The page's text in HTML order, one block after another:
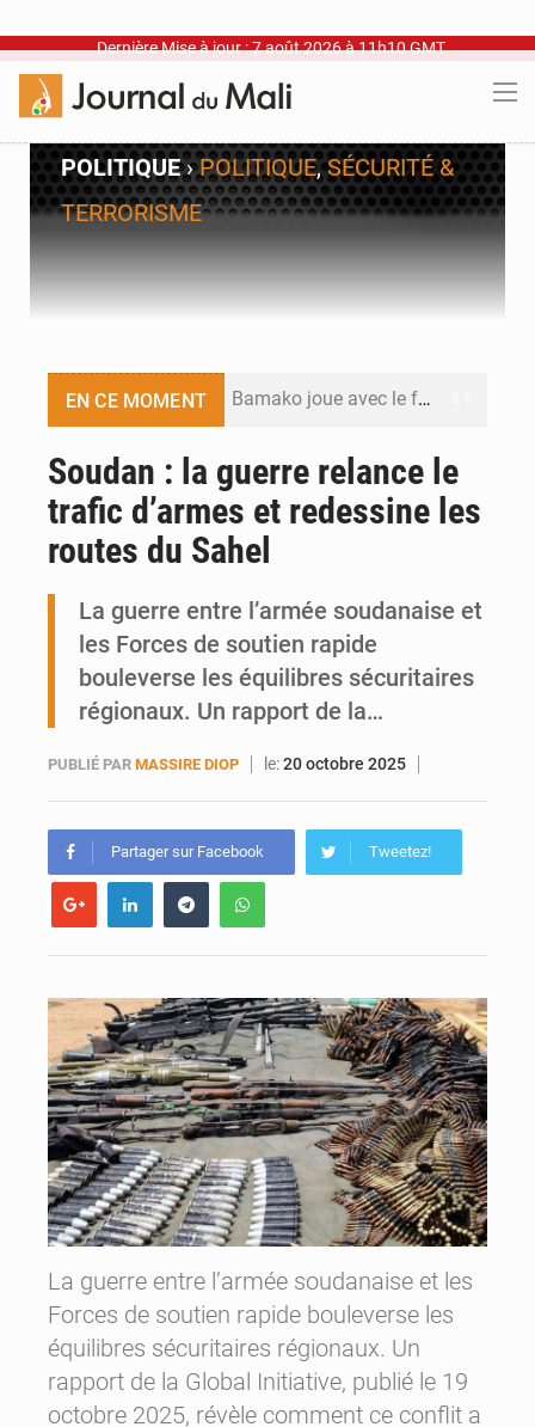
Dernière Mise à jour : 7 août 2026 à 11h10 GMT
POLITIQUE›POLITIQUE,SÉCURITÉ &
TERRORISME
EN CE MOMENT Bamako joue avec le feu
Dr Abdrahamane Tamboura, économiste
AfroBasket U18 : Le Mali défend sa double couronne à Abidjan
Soudan : la guerre relance le
trafic d’armes et redessine les
routes du Sahel
La guerre entre l’armée soudanaise et
les Forces de soutien rapide
bouleverse les équilibres sécuritaires
régionaux. Un rapport de la…
PUBLIÉ PAR MASSIRE DIOP le:20 octobre 2025
Partager sur Facebook Tweetez!
La guerre entre l’armée soudanaise et les
Forces de soutien rapide bouleverse les
équilibres sécuritaires régionaux. Un
rapport de la Global Initiative, publié le 19
octobre 2025, révèle comment ce conflit a